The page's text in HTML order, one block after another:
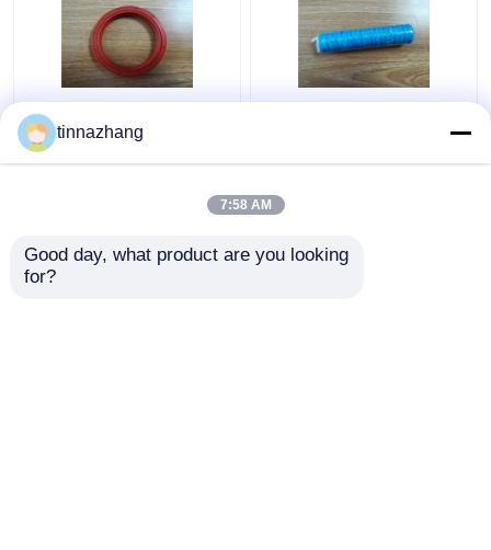
빨간 고열 오일 시일, 회
전하는 갱구 입술 물개
도
tinnazhang
7:58 AM
Good day, what product are you looking
for?